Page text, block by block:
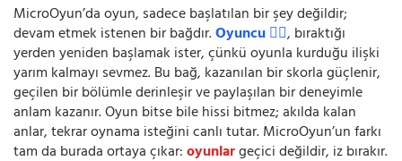
MicroOyun’da oyun, sadece başlatılan bir şey değildir;
devam etmek istenen bir bağdır.Oyuncu 🧍‍♂️, bıraktığı
yerden yeniden başlamak ister, çünkü oyunla kurduğu ilişki
yarım kalmayı sevmez. Bu bağ, kazanılan bir skorla güçlenir,
geçilen bir bölümle derinleşir ve paylaşılan bir deneyimle
anlam kazanır. Oyun bitse bile hissi bitmez; akılda kalan
anlar, tekrar oynama isteğini canlı tutar. MicroOyun’un farkı
tam da burada ortaya çıkar:oyunlargeçici değildir, iz bırakır.